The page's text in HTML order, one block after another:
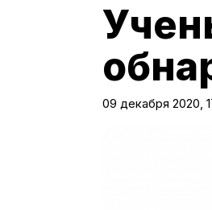
09 декабря 2020,